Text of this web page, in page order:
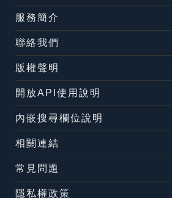
服務簡介
聯絡我們
版權聲明
開放API使用說明
內嵌搜尋欄位說明
相關連結
常見問題
隱私權政策